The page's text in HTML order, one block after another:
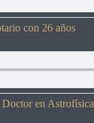
con 26 años
en Astrofísica